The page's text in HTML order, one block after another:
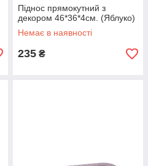
Піднос прямокутний з
декором 46*36*4см. (Яблуко)
Немає в наявності
235 ₴